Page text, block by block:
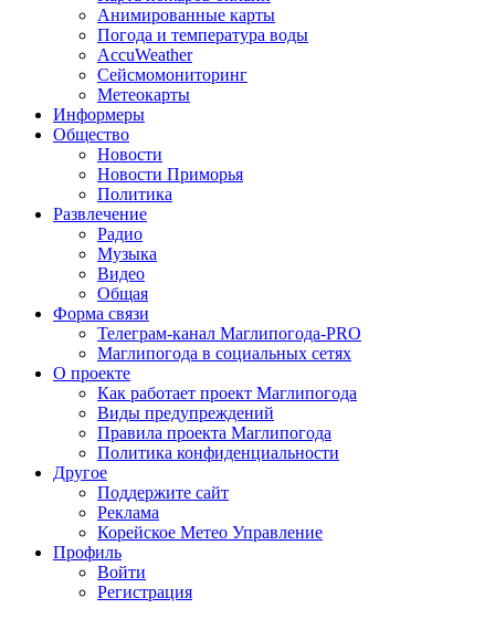
Анимированные карты
Погода и температура воды
AccuWeather
Сейсмомониторинг
Метеокарты
Информеры
Общество
Новости
Новости Приморья
Политика
Развлечение
Радио
Музыка
Видео
Общая
Форма связи
Телеграм-канал Маглипогода-PRO
Маглипогода в социальных сетях
О проекте
Как работает проект Маглипогода
Виды предупреждений
Правила проекта Маглипогода
Политика конфиденциальности
Другое
Поддержите сайт
Реклама
Корейское Метео Управление
Профиль
Войти
Регистрация